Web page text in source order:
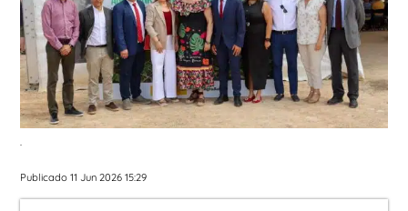
.
Publicado 11 Jun 2026 15:29